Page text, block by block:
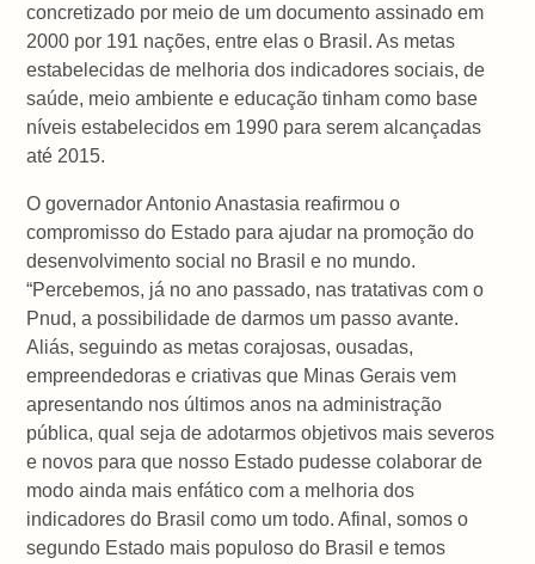
concretizado por meio de um documento assinado em
2000 por 191 nações, entre elas o Brasil. As metas
estabelecidas de melhoria dos indicadores sociais, de
saúde, meio ambiente e educação tinham como base
níveis estabelecidos em 1990 para serem alcançadas
até 2015.
O governador Antonio Anastasia reafirmou o
compromisso do Estado para ajudar na promoção do
desenvolvimento social no Brasil e no mundo.
“Percebemos, já no ano passado, nas tratativas com o
Pnud, a possibilidade de darmos um passo avante.
Aliás, seguindo as metas corajosas, ousadas,
empreendedoras e criativas que Minas Gerais vem
apresentando nos últimos anos na administração
pública, qual seja de adotarmos objetivos mais severos
e novos para que nosso Estado pudesse colaborar de
modo ainda mais enfático com a melhoria dos
indicadores do Brasil como um todo. Afinal, somos o
segundo Estado mais populoso do Brasil e temos